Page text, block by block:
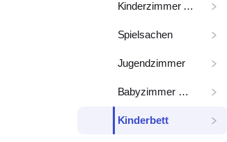
Kinderzimmer komplett
Spielsachen
Jugendzimmer
Babyzimmer Möbel
Kinderbett